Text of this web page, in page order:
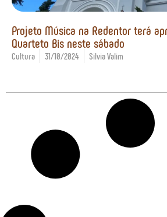
Projeto Música na Redentor terá
Quarteto Bis neste sábado
Cultura 31/10/2024 Silvia Valim